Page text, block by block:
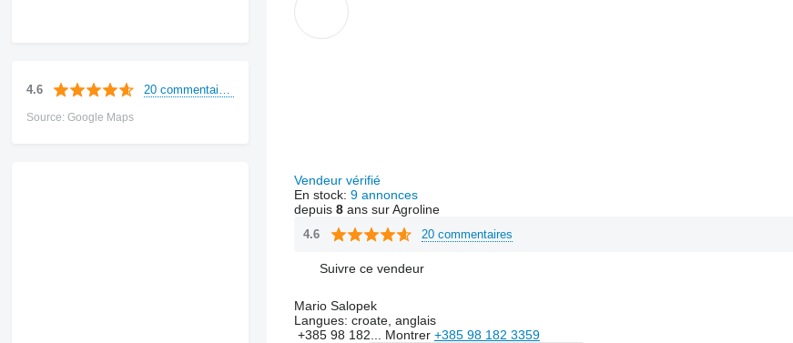
4.6
Source: Google Maps
Vendeur vérifié
En stock: 9 annonces
depuis 8ans sur Agroline
4.6 20 commentaires
Suivre ce vendeur
Mario Salopek
Langues: croate, anglais
+385 98 182... Montrer +385 98 182 3359